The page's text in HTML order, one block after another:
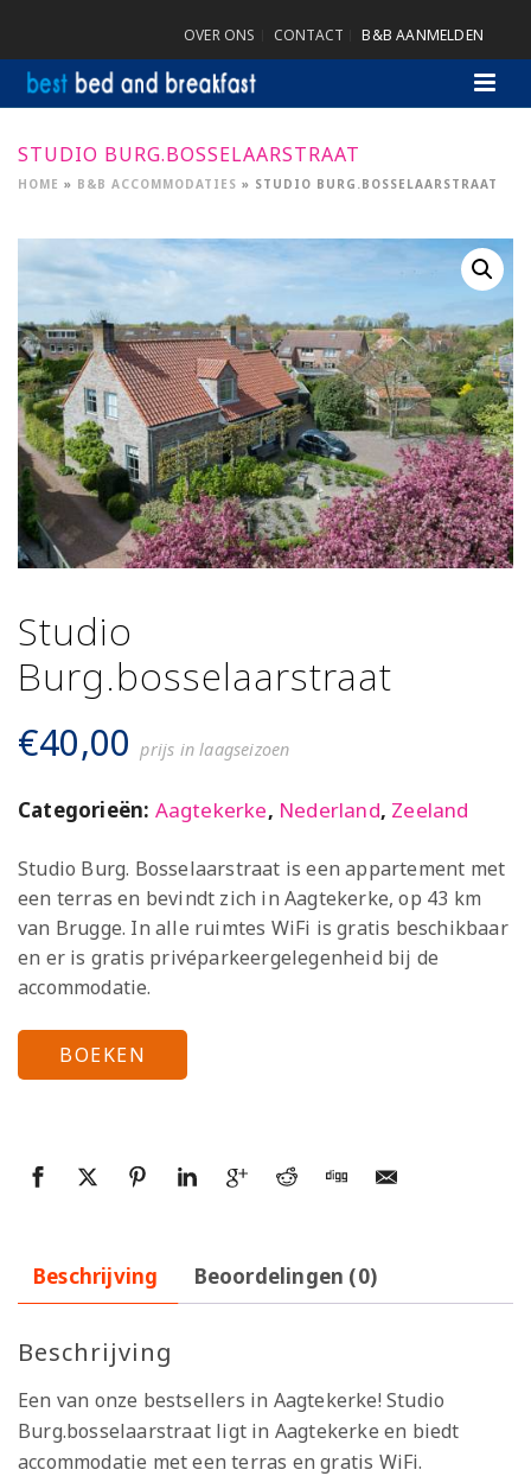
OVER ONS CONTACT B&B AANMELDEN
STUDIO BURG.BOSSELAARSTRAAT
HOME » B&B ACCOMMODATIES » STUDIO BURG.BOSSELAARSTRAAT
Studio
Burg.bosselaarstraat
€40,00 prijs in laagseizoen
Categorieën: Aagtekerke, Nederland, Zeeland
Studio Burg. Bosselaarstraat is een appartement met
een terras en bevindt zich in Aagtekerke, op 43 km
van Brugge. In alle ruimtes WiFi is gratis beschikbaar
en er is gratis privéparkeergelegenheid bij de
accommodatie.
BOEKEN
Beschrijving Beoordelingen (0)
Beschrijving
Een van onze bestsellers in Aagtekerke! Studio
Burg.bosselaarstraat ligt in Aagtekerke en biedt
accommodatie met een terras en gratis WiFi.